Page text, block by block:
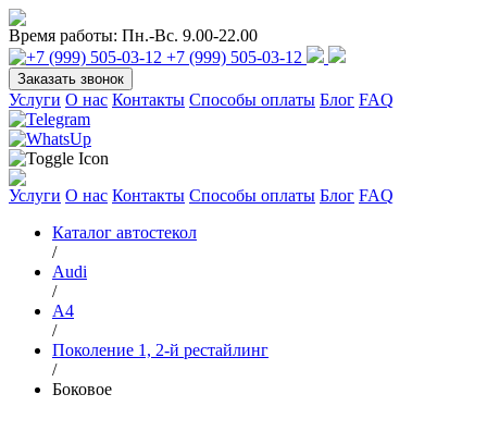
Время работы: Пн.-Вс. 9.00-22.00
+7 (999) 505-03-12
Заказать звонок
Услуги О нас Контакты Способы оплаты Блог FAQ
Услуги О нас Контакты Способы оплаты Блог FAQ
Каталог автостекол
/
Audi
/
A4
/
Поколение 1, 2-й рестайлинг
/
Боковое